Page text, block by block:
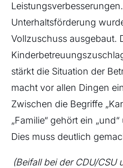
Unterhaltsförderung
Vollzuschuss ausgebaut.
stärkt die Situation der
macht vor allen Dingen
Zwischen die Begriffe
„Familie“ gehört ein
Dies muss deutlich
(Beifall bei der CDU/CSU